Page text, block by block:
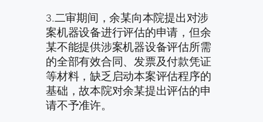
3.二审期间，余某向本院提出对涉
案机器设备进行评估的申请，但余
某不能提供涉案机器设备评估所需
的全部有效合同、发票及付款凭证
等材料，缺乏启动本案评估程序的
基础，故本院对余某提出评估的申
请不予准许。